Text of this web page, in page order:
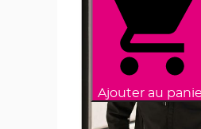
Ajouter au